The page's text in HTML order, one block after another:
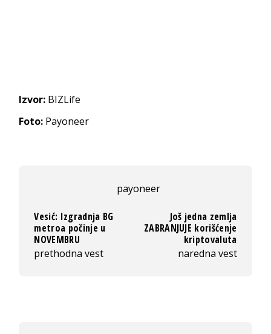
Izvor: BIZLife
Foto: Payoneer
payoneer
Vesić: Izgradnja BG
metroa počinje u
NOVEMBRU
prethodna vest
Još jedna zemlja
ZABRANJUJE korišćenje
kriptovaluta
naredna vest